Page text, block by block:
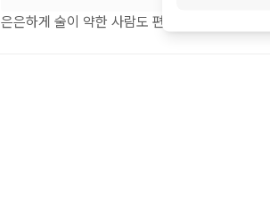
은은하게 술이 약한 사람도 편하게 마실수있어요~